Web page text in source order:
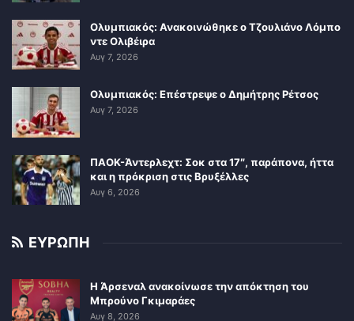
Ολυμπιακός: Ανακοινώθηκε ο Τζουλιάνο Λόμπο
ντε Ολιβέιρα
Αυγ 7, 2026
Ολυμπιακός: Επέστρεψε ο Δημήτρης Ρέτσος
Αυγ 7, 2026
ΠΑΟΚ-Άντερλεχτ: Σοκ στα 17″, παράπονα, ήττα
και η πρόκριση στις Βρυξέλλες
Αυγ 6, 2026
ΕΥΡΩΠΗ
Η Άρσεναλ ανακοίνωσε την απόκτηση του
Μπρούνο Γκιμαράες
Αυγ 8, 2026